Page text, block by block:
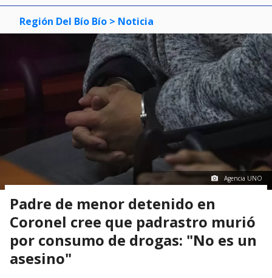
Región Del Bío Bío > Noticia
Agencia UNO
Padre de menor detenido en
Coronel cree que padrastro murió
por consumo de drogas: "No es un
asesino"